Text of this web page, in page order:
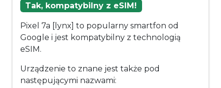
Tak, kompatybilny z eSIM!
Pixel 7a [lynx] to popularny smartfon od
Google i jest kompatybilny z technologią
eSIM.
Urządzenie to znane jest także pod
następującymi nazwami: